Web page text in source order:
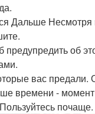
Дальше
предупредить об
вас предали.
времени -
почаще.